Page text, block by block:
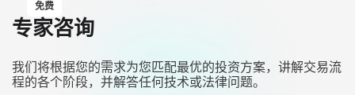
免费
专家咨询
我们将根据您的需求为您匹配最优的投资方案，讲解交易流
程的各个阶段，并解答任何技术或法律问题。